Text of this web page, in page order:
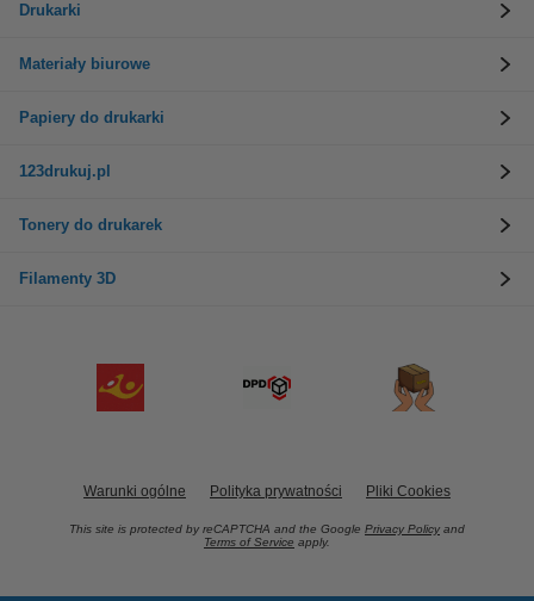
Drukarki
Materiały biurowe
Papiery do drukarki
123drukuj.pl
Tonery do drukarek
Filamenty 3D
Warunki ogólne Polityka prywatności Pliki Cookies
This site is protected by reCAPTCHA and the Google Privacy Policy and
Terms of Service apply.